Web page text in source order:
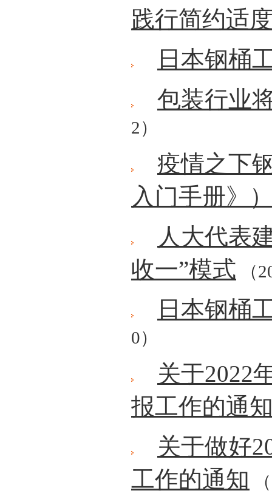
践行简约适
日本钢桶
包装行业
2）
疫情之下
入门手册》
人大代表
收一”模式 （
日本钢桶
0）
关于2022
报工作的通
关于做好
工作的通知